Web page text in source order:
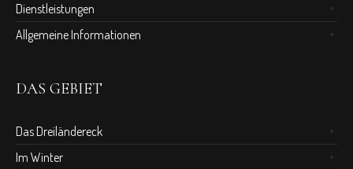
Dienstleistungen
Allgemeine Informationen
DAS GEBIET
Das Dreiländereck
Im Winter